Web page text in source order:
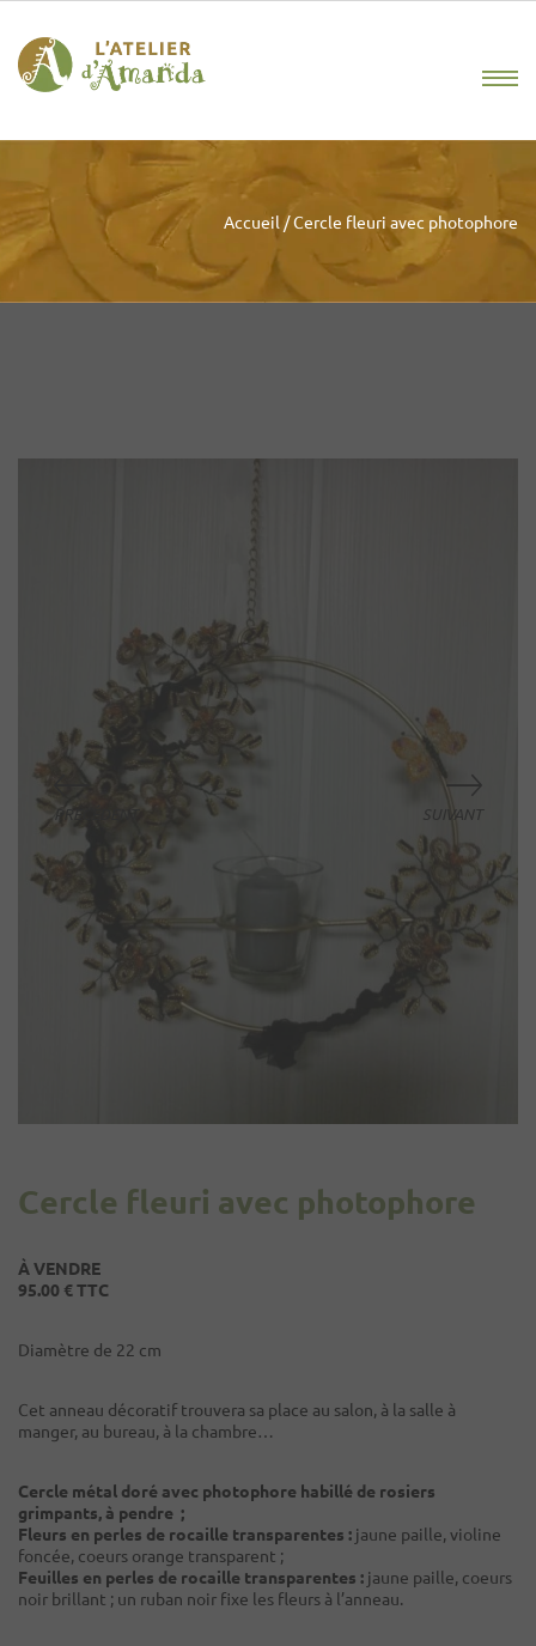
Accueil /Cercle fleuri avec photophore
Cercle fleuri avec photophore
À VENDRE
95.00 € TTC
Diamètre de 22 cm
Cet anneau décoratif trouvera sa place au salon, à la salle à
manger, au bureau, à la chambre…
Cercle métal doré avec photophore habillé de rosiers
grimpants, à pendre ;
Fleurs en perles de rocaille transparentes : jaune paille, violine
foncée, coeurs orange transparent ;
Feuilles en perles de rocaille transparentes : jaune paille, coeurs
noir brillant ; un ruban noir fixe les fleurs à l’anneau.